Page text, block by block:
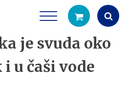
Products
search
je svuda oko
i u čaši vode